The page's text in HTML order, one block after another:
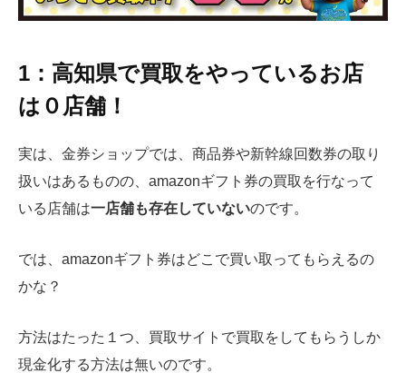
1：高知県で買取をやっているお店
は０店舗！
実は、金券ショップでは、商品券や新幹線回数券の取り
扱いはあるものの、amazonギフト券の買取を行なって
いる店舗は一店舗も存在していないのです。
では、amazonギフト券はどこで買い取ってもらえるの
かな？
方法はたった１つ、買取サイトで買取をしてもらうしか
現金化する方法は無いのです。